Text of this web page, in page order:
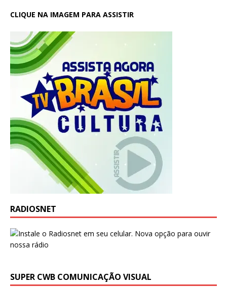
CLIQUE NA IMAGEM PARA ASSISTIR
RADIOSNET
SUPER CWB COMUNICAÇÃO VISUAL